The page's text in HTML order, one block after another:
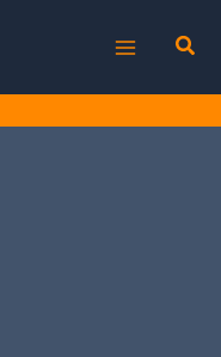
MENU